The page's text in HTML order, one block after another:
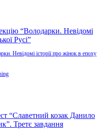
Невідомі історії про жінок в епоху